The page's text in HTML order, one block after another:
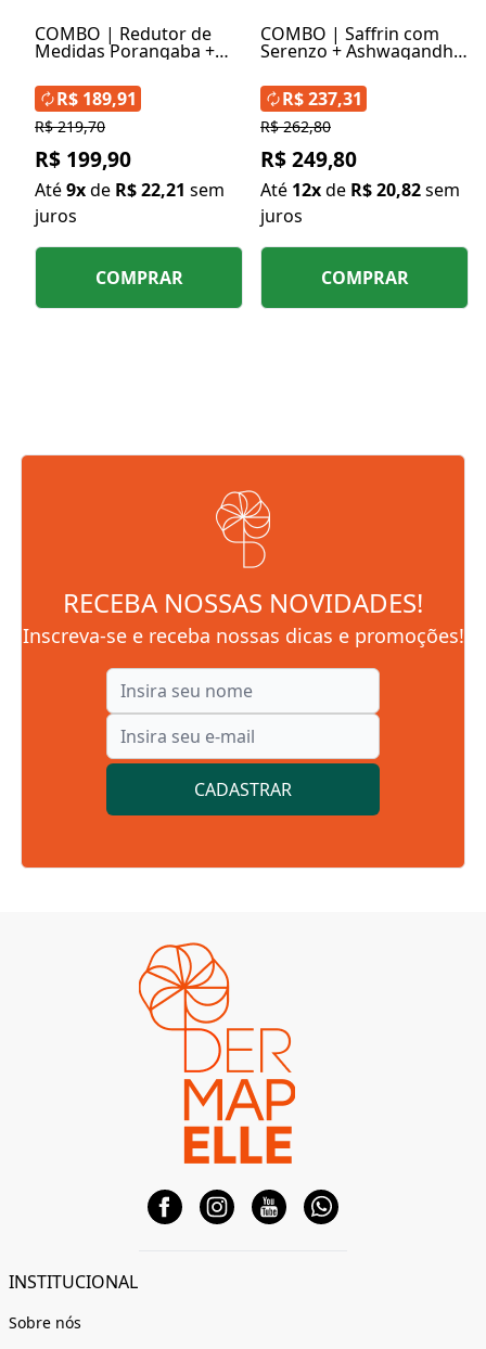
COMBO | Redutor de
Medidas Porangaba +
+ Saffrin com Serenzo
R$ 219,70
R$ 199,90
Até9xde R$ 22,21 sem
juros
R$ 189,91
COMPRAR
COMBO | Saffrin com
Serenzo + Ashwagandha
R$ 262,80
R$ 249,80
Até 12xde R$ 20,82sem
juros
R$ 237,31
COMPRAR
RECEBA NOSSAS NOVIDADES!
Inscreva-se e receba nossas dicas e promoções!
CADASTRAR
INSTITUCIONAL
Sobre nós